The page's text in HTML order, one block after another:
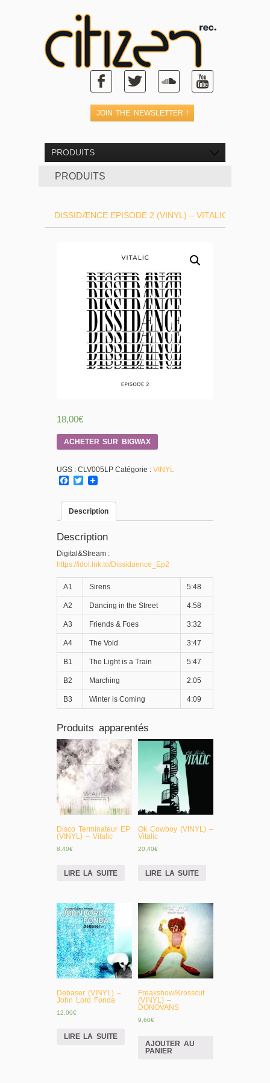
PRODUITS
PRODUITS
DISSIDÆNCE EPISODE 2 (VINYL) – VITALIC
18,00€
ACHETER SUR BIGWAX
UGS : CLV005LP Catégorie : VINYL
Facebook
Twitter
Description
Description
Digital&Stream :
https://idol.lnk.to/Dissidaence_Ep2
A1 Sirens 5:48
A2 Dancing in the Street 4:58
A3 Friends & Foes 3:32
A4 The Void 3:47
B1 The Light is a Train 5:47
B2 Marching 2:05
B3 Winter is Coming 4:09
Produits apparentés
Disco Terminateur EP
(VINYL) – Vitalic
8,40€
LIRE LA SUITE
Ok Cowboy (VINYL) –
Vitalic
20,40€
LIRE LA SUITE
Debaser (VINYL) –
John Lord Fonda
12,00€
LIRE LA SUITE
Freakshow/Krosscut
(VINYL) –
DONOVANS
9,60€
AJOUTER AU
PANIER